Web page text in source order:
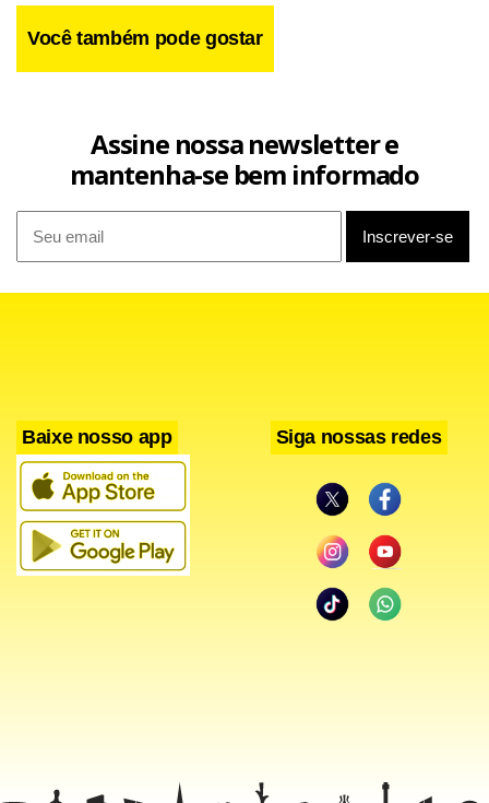
Você também pode gostar
Assine nossa newsletter e
mantenha-se bem informado
Baixe nosso app Siga nossas redes